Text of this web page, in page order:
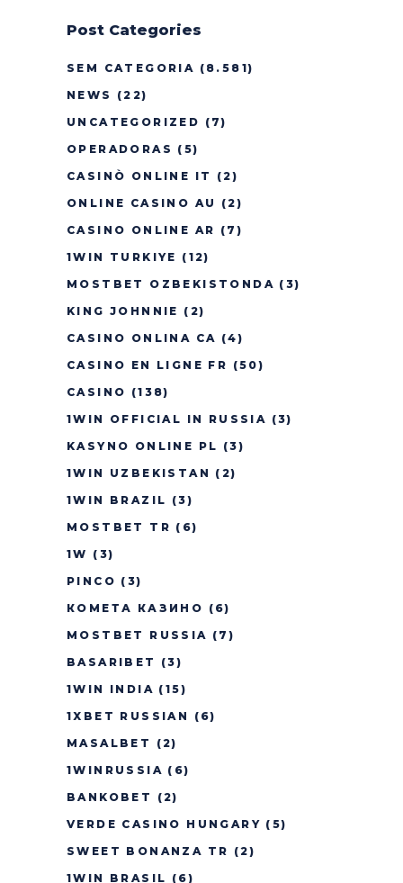
Post Categories
SEM CATEGORIA (8.581)
NEWS
(22)
UNCATEGORIZED (7)
OPERADORAS (5)
CASINÒ ONLINE IT
(2)
ONLINE CASINO AU
(2)
CASINO ONLINE AR (7)
1WIN TURKIYE (12)
MOSTBET OZBEKISTONDA (3)
KING JOHNNIE (2)
CASINO ONLINA CA (4)
CASINO EN LIGNE FR (50)
CASINO (138)
1WIN OFFICIAL IN RUSSIA (3)
KASYNO ONLINE PL (3)
1WIN UZBEKISTAN (2)
1WIN BRAZIL (3)
MOSTBET TR (6)
1W (3)
PINCO (3)
КОМЕТА КАЗИНО (6)
MOSTBET RUSSIA (7)
BASARIBET
(3)
1WIN INDIA (15)
1XBET RUSSIAN
(6)
MASALBET
(2)
1WINRUSSIA (6)
BANKOBET
(2)
VERDE CASINO HUNGARY (5)
SWEET BONANZA TR (2)
1WIN BRASIL (6)